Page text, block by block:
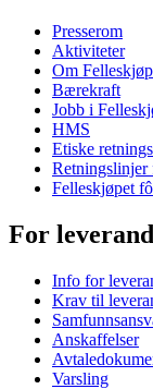
Presserom
Aktiviteter
Om
Bærekraft
Jobb i
HMS
Etiske
Retningslinjer
Felleskjøpet
For
Info for
Krav til
Anskaffelser
Varsling